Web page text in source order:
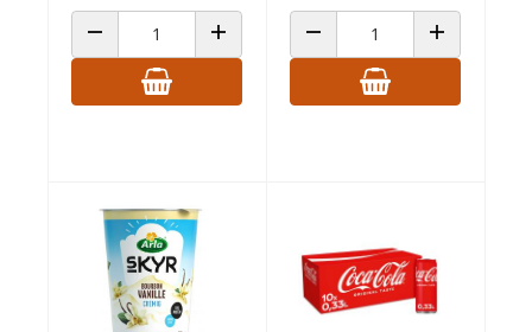
ANZAHL VERRINGERNANZAHL ERHÖHENANZAHL VERRINGERNANZAHL